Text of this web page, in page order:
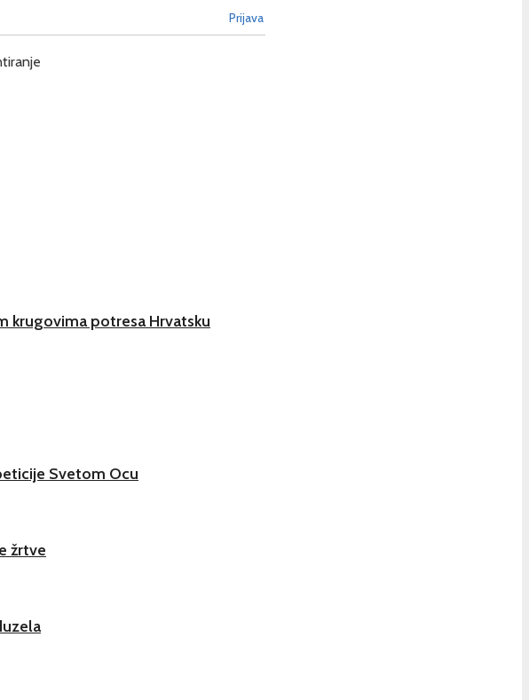
Prijava
krugovima potresa Hrvatsku
Svetom Ocu
žrtve